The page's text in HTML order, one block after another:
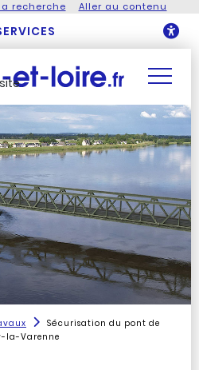
recherche Aller au contenu
Sécurisation du pont de
la-Varenne